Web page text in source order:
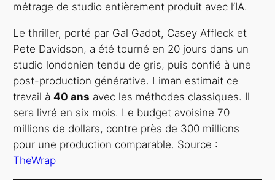
métrage de studio entièrement produit avec l’IA.
Le thriller, porté par Gal Gadot, Casey Affleck et
Pete Davidson, a été tourné en 20 jours dans un
studio londonien tendu de gris, puis confié à une
post-production générative. Liman estimait ce
travail à40 ans avec les méthodes classiques. Il
sera livré en six mois. Le budget avoisine 70
millions de dollars, contre près de 300 millions
pour une production comparable. Source :
TheWrap